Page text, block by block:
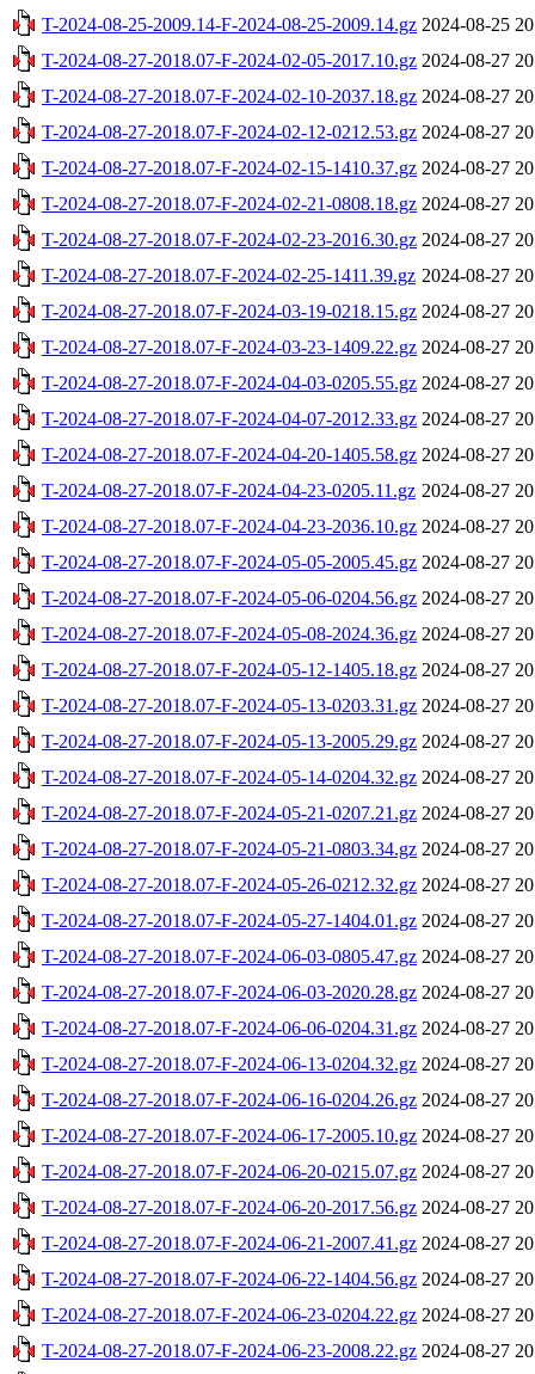
T-2024-08-25-2009.14-F-2024-08-25-2009.14.gz 2024-08-25
T-2024-08-27-2018.07-F-2024-02-05-2017.10.gz 2024-08-27
T-2024-08-27-2018.07-F-2024-02-10-2037.18.gz 2024-08-27
T-2024-08-27-2018.07-F-2024-02-12-0212.53.gz 2024-08-27
T-2024-08-27-2018.07-F-2024-02-15-1410.37.gz 2024-08-27
T-2024-08-27-2018.07-F-2024-02-21-0808.18.gz 2024-08-27
T-2024-08-27-2018.07-F-2024-02-23-2016.30.gz 2024-08-27
T-2024-08-27-2018.07-F-2024-02-25-1411.39.gz 2024-08-27
T-2024-08-27-2018.07-F-2024-03-19-0218.15.gz 2024-08-27
T-2024-08-27-2018.07-F-2024-03-23-1409.22.gz 2024-08-27
T-2024-08-27-2018.07-F-2024-04-03-0205.55.gz 2024-08-27
T-2024-08-27-2018.07-F-2024-04-07-2012.33.gz 2024-08-27
T-2024-08-27-2018.07-F-2024-04-20-1405.58.gz 2024-08-27
T-2024-08-27-2018.07-F-2024-04-23-0205.11.gz 2024-08-27
T-2024-08-27-2018.07-F-2024-04-23-2036.10.gz 2024-08-27
T-2024-08-27-2018.07-F-2024-05-05-2005.45.gz 2024-08-27
T-2024-08-27-2018.07-F-2024-05-06-0204.56.gz 2024-08-27
T-2024-08-27-2018.07-F-2024-05-08-2024.36.gz 2024-08-27
T-2024-08-27-2018.07-F-2024-05-12-1405.18.gz 2024-08-27
T-2024-08-27-2018.07-F-2024-05-13-0203.31.gz 2024-08-27
T-2024-08-27-2018.07-F-2024-05-13-2005.29.gz 2024-08-27
T-2024-08-27-2018.07-F-2024-05-14-0204.32.gz 2024-08-27
T-2024-08-27-2018.07-F-2024-05-21-0207.21.gz 2024-08-27
T-2024-08-27-2018.07-F-2024-05-21-0803.34.gz 2024-08-27
T-2024-08-27-2018.07-F-2024-05-26-0212.32.gz 2024-08-27
T-2024-08-27-2018.07-F-2024-05-27-1404.01.gz 2024-08-27
T-2024-08-27-2018.07-F-2024-06-03-0805.47.gz 2024-08-27
T-2024-08-27-2018.07-F-2024-06-03-2020.28.gz 2024-08-27
T-2024-08-27-2018.07-F-2024-06-06-0204.31.gz 2024-08-27
T-2024-08-27-2018.07-F-2024-06-13-0204.32.gz 2024-08-27
T-2024-08-27-2018.07-F-2024-06-16-0204.26.gz 2024-08-27
T-2024-08-27-2018.07-F-2024-06-17-2005.10.gz 2024-08-27
T-2024-08-27-2018.07-F-2024-06-20-0215.07.gz 2024-08-27
T-2024-08-27-2018.07-F-2024-06-20-2017.56.gz 2024-08-27
T-2024-08-27-2018.07-F-2024-06-21-2007.41.gz 2024-08-27
T-2024-08-27-2018.07-F-2024-06-22-1404.56.gz 2024-08-27
T-2024-08-27-2018.07-F-2024-06-23-0204.22.gz 2024-08-27
T-2024-08-27-2018.07-F-2024-06-23-2008.22.gz 2024-08-27